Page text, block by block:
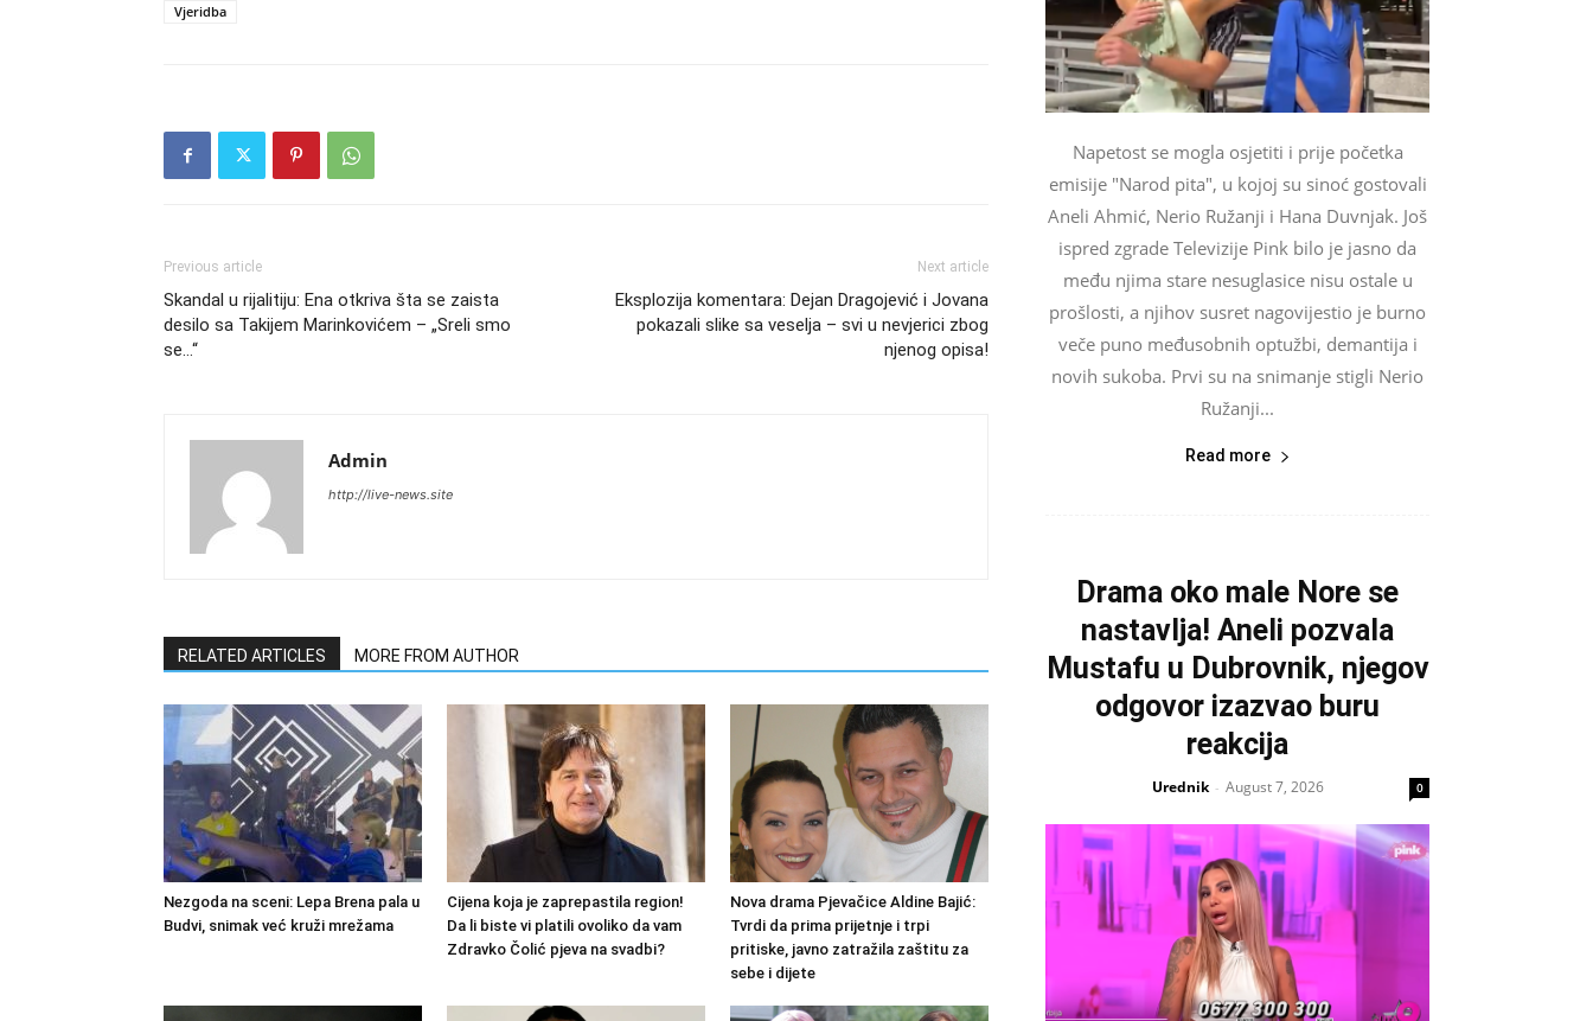
Vjeridba
Previous article
Skandal u rijalitiju: Ena otkriva šta se zaista
desilo sa Takijem Marinkovićem – „Sreli smo
se…“
Next article
Eksplozija komentara: Dejan Dragojević i Jovana
pokazali slike sa veselja – svi u nevjerici zbog
njenog opisa!
Admin
http://live-news.site
RELATED ARTICLES MORE FROM AUTHOR
Nezgoda na sceni: Lepa Brena pala u
Budvi, snimak već kruži mrežama
Cijena koja je zaprepastila region!
Da li biste vi platili ovoliko da vam
Zdravko Čolić pjeva na svadbi?
Nova drama Pjevačice Aldine Bajić:
Tvrdi da prima prijetnje i trpi
pritiske, javno zatražila zaštitu za
sebe i dijete
Napetost se mogla osjetiti i prije početka
emisije "Narod pita", u kojoj su sinoć gostovali
Aneli Ahmić, Nerio Ružanji i Hana Duvnjak. Još
ispred zgrade Televizije Pink bilo je jasno da
među njima stare nesuglasice nisu ostale u
prošlosti, a njihov susret nagovijestio je burno
veče puno međusobnih optužbi, demantija i
novih sukoba. Prvi su na snimanje stigli Nerio
Ružanji...
Read more
Drama oko male Nore se
nastavlja! Aneli pozvala
Mustafu u Dubrovnik, njegov
odgovor izazvao buru
reakcija
Urednik - August 7, 2026 0